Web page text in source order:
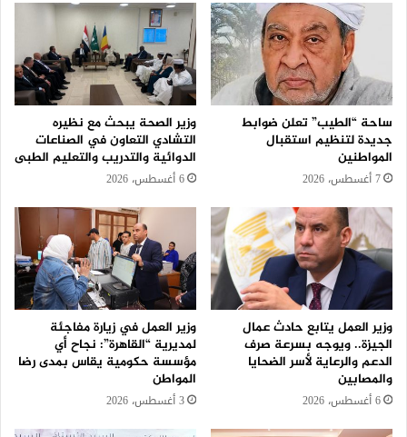
ساحة “الطيب” تعلن ضوابط
جديدة لتنظيم استقبال
المواطنين
7 أغسطس، 2026
وزير الصحة يبحث مع نظيره
التشادي التعاون في الصناعات
الدوائية والتدريب والتعليم الطبى
6 أغسطس، 2026
وزير العمل يتابع حادث عمال
الجيزة.. ويوجه بسرعة صرف
الدعم والرعاية لأسر الضحايا
والمصابين
6 أغسطس، 2026
وزير العمل في زيارة مفاجئة
لمديرية “القاهرة”: نجاح أي
مؤسسة حكومية يقاس بمدى رضا
المواطن
3 أغسطس، 2026